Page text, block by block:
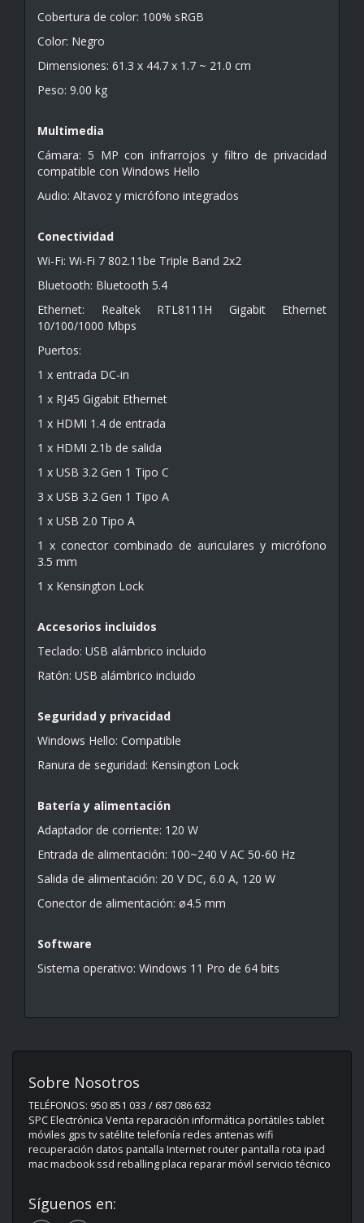
Cobertura de color: 100% sRGB
Color: Negro
Dimensiones: 61.3 x 44.7 x 1.7 ~ 21.0 cm
Peso: 9.00 kg
Multimedia
Cámara: 5 MP con infrarrojos y filtro de privacidad
compatible con Windows Hello
Audio: Altavoz y micrófono integrados
Conectividad
Wi-Fi: Wi-Fi 7 802.11be Triple Band 2x2
Bluetooth: Bluetooth 5.4
Ethernet: Realtek RTL8111H Gigabit Ethernet
10/100/1000 Mbps
Puertos:
1 x entrada DC-in
1 x RJ45 Gigabit Ethernet
1 x HDMI 1.4 de entrada
1 x HDMI 2.1b de salida
1 x USB 3.2 Gen 1 Tipo C
3 x USB 3.2 Gen 1 Tipo A
1 x USB 2.0 Tipo A
1 x conector combinado de auriculares y micrófono
3.5 mm
1 x Kensington Lock
Accesorios incluidos
Teclado: USB alámbrico incluido
Ratón: USB alámbrico incluido
Seguridad y privacidad
Windows Hello: Compatible
Ranura de seguridad: Kensington Lock
Batería y alimentación
Adaptador de corriente: 120 W
Entrada de alimentación: 100~240 V AC 50-60 Hz
Salida de alimentación: 20 V DC, 6.0 A, 120 W
Conector de alimentación: ø4.5 mm
Software
Sistema operativo: Windows 11 Pro de 64 bits
Sobre Nosotros
TELÉFONOS: 950 851 033 / 687 086 632
SPC Electrónica Venta reparación informática portátiles tablet
móviles gps tv satélite telefonía redes antenas wifi
recuperación datos pantalla Internet router pantalla rota ipad
mac macbook ssd reballing placa reparar móvil servicio técnico
Síguenos en: